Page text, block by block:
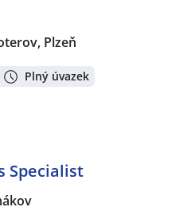
Plzeň
Plný úvazek
Specialist